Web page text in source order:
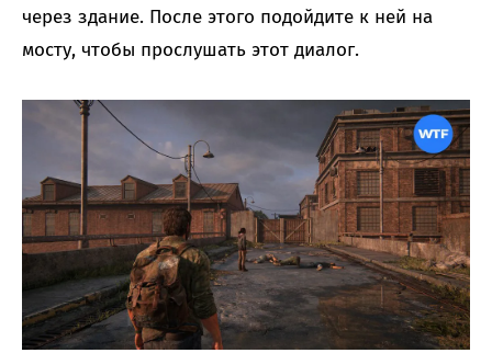
через здание. После этого подойдите к ней на
мосту, чтобы прослушать этот диалог.